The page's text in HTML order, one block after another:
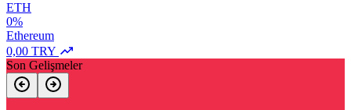
ETH
0%
Ethereum
0,00 TRY
Son Gelişmeler